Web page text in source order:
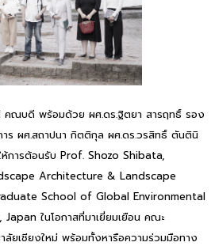
คณบดี พร้อมด้วย ผศ.ดร.ฐิตยา สารฤทธิ์ รอง
ร ผศ.สถาปนา กิตติกุล ผศ.ดร.วรสิทธิ์ ตันตินิ
การต้อนรับ Prof. Shozo Shibata,
Architecture & Landscape
School of Global Environmental
ในโอกาสที่มาเยี่ยมเยือน คณะ
ยเชียงใหม่ พร้อมทั้งหารือความร่วมมือทาง